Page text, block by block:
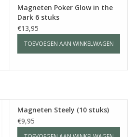
Magneten Poker Glow in the
Dark 6 stuks
€13,95
TOEVOEGEN AAN WINKELWAGEN
Magneten Steely (10 stuks)
€9,95